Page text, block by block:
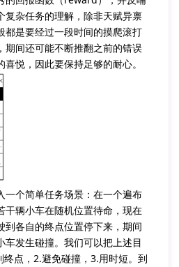
复杂任务的理解，除非天赋异禀
都是要经过一段时间的摸爬滚打
期间还可能不断推翻之前的错误
悦，因此要保持足够的耐心。
一个简单任务场景：在一个遍布
干辆小车在随机位置待命，现在
到各自的终点位置停下来，期间
车发生碰撞。我们可以把上述目
点，2.避免碰撞，3.用时短。到